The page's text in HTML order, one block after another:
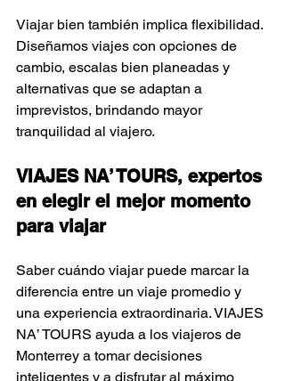
Viajar bien también implica flexibilidad.
Diseñamos viajes con opciones de
cambio, escalas bien planeadas y
alternativas que se adaptan a
imprevistos, brindando mayor
tranquilidad al viajero.
VIAJES NA’ TOURS, expertos
en elegir el mejor momento
para viajar
Saber cuándo viajar puede marcar la
diferencia entre un viaje promedio y
una experiencia extraordinaria. VIAJES
NA’ TOURS ayuda a los viajeros de
Monterrey a tomar decisiones
inteligentes y a disfrutar al máximo